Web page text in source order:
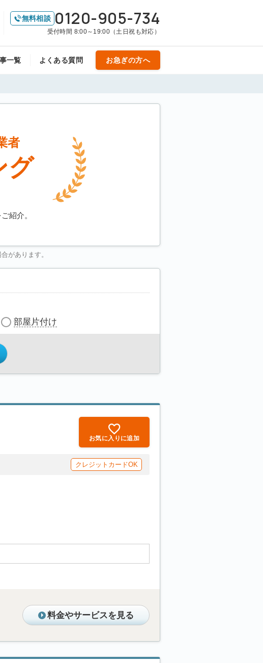
無料相談 0120-905-734
受付時間 8:00～19:00（土日祝も対応）
一覧 よくある質問 お急ぎの方へ
者
グ
紹介。
があります。
部屋片付け
お気に入りに追加
クレジットカードOK
料金やサービスを見る